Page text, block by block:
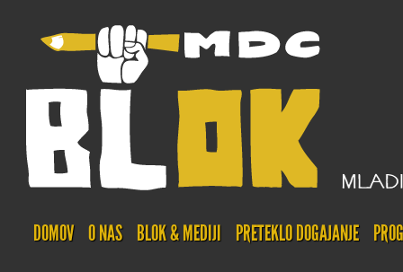
DOMOV O NAS BLOK & MEDIJI PRETEKLO DOGAJANJE